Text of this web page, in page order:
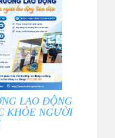
LAO ĐỘNG
KHỎE NGƯỜI